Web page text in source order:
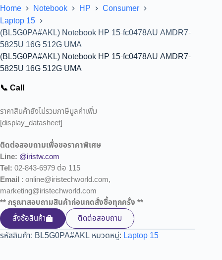
Home Notebook HP
Consumer
Laptop 15
(BL5G0PA#AKL) Notebook HP 15-fc0478AU AMDR7-
5825U 16G 512G UMA
(BL5G0PA#AKL) Notebook HP 15-fc0478AU AMDR7-
5825U 16G 512G UMA
📞 Call
ราคาสินค้ายังไม่รวมภาษีมูลค่าเพิ่ม
[display_datasheet]
ติดต่อสอบถามเพื่อขอราคาพิเศษ
Line: @iristw.com
Tel: 02-843-6979 ต่อ 115
Email : online@iristechworld.com,
marketing@iristechworld.com
** กรุณาสอบถามสินค้าก่อนกดสั่งซื้อทุกครั้ง **
สั่งซ้อสินค้า
ติดต่อสอบถาม
รหัสสินค้า: BL5G0PA#AKL หมวดหมู่: Laptop 15